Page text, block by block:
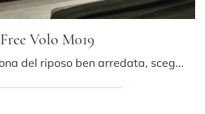
Free Volo M019
Se desideri una zona del riposo ben arredata, scegli l'armadio Free Volo M019 con ante scorrevoli di Colombini Casa!